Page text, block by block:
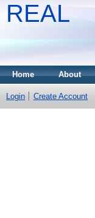
REAL
Home About
Login Create Account